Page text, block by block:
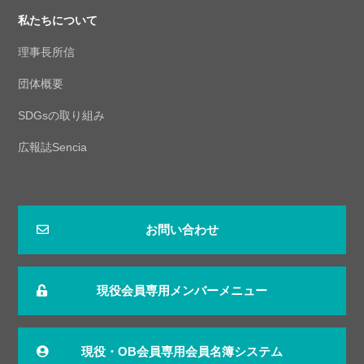
私たちについて
理事長所信
団体概要
SDGsの取り組み
広報誌Sencia
お問い合わせ
現役会員専用メンバーメニュー
現役・OB会員専用会員名簿システム